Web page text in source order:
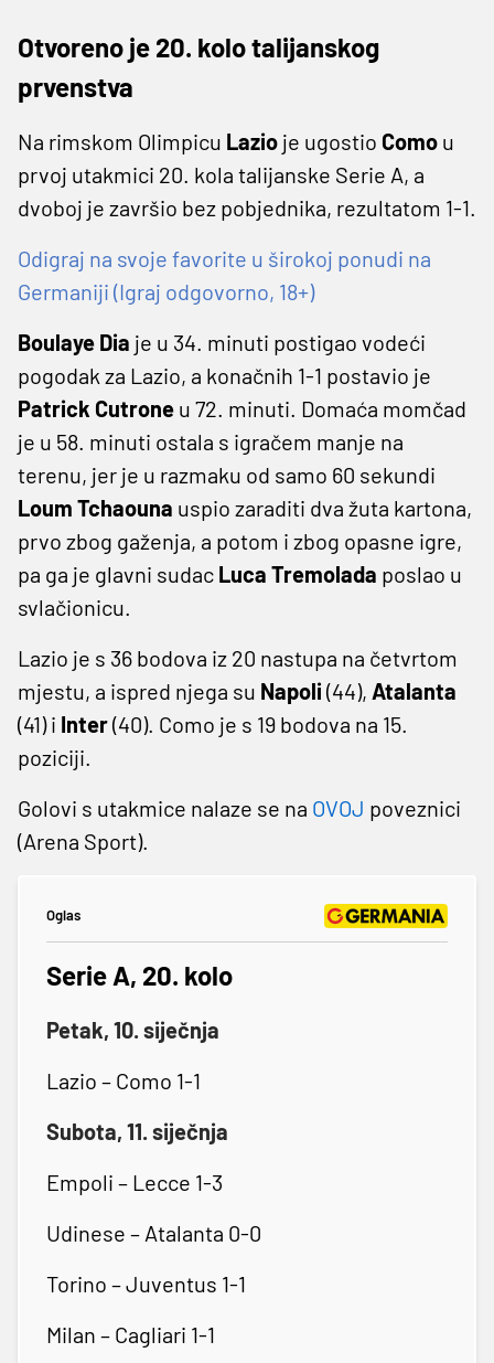
Otvoreno je 20. kolo talijanskog
prvenstva
Na rimskom Olimpicu Lazio je ugostio Como u
prvoj utakmici 20. kola talijanske Serie A, a
dvoboj je završio bez pobjednika, rezultatom 1-1.
Odigraj na svoje favorite u širokoj ponudi na
Germaniji (Igraj odgovorno, 18+)
Boulaye Dia je u 34. minuti postigao vodeći
pogodak za Lazio, a konačnih 1-1 postavio je
Patrick Cutrone u 72. minuti. Domaća momčad
je u 58. minuti ostala s igračem manje na
terenu, jer je u razmaku od samo 60 sekundi
Loum Tchaouna uspio zaraditi dva žuta kartona,
prvo zbog gaženja, a potom i zbog opasne igre,
pa ga je glavni sudac Luca Tremolada poslao u
svlačionicu.
Lazio je s 36 bodova iz 20 nastupa na četvrtom
mjestu, a ispred njega su Napoli (44), Atalanta
(41) i Inter(40). Como je s 19 bodova na 15.
poziciji.
Golovi s utakmice nalaze se na OVOJ poveznici
(Arena Sport).
Oglas
Serie A, 20. kolo
Petak, 10. siječnja
Lazio – Como 1-1
Subota, 11. siječnja
Empoli – Lecce 1-3
Udinese – Atalanta 0-0
Torino – Juventus 1-1
Milan – Cagliari 1-1